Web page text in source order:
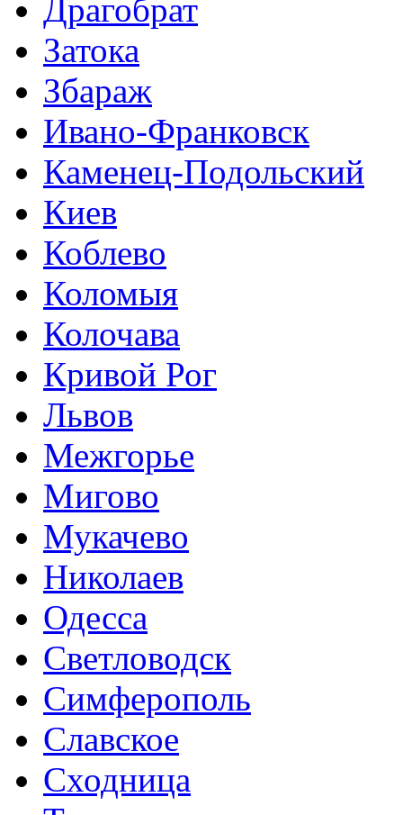
Драгобрат
Затока
Збараж
Ивано-Франковск
Каменец-Подольский
Киев
Коблево
Коломыя
Колочава
Кривой Рог
Львов
Межгорье
Мигово
Мукачево
Николаев
Одесса
Светловодск
Симферополь
Славское
Сходница